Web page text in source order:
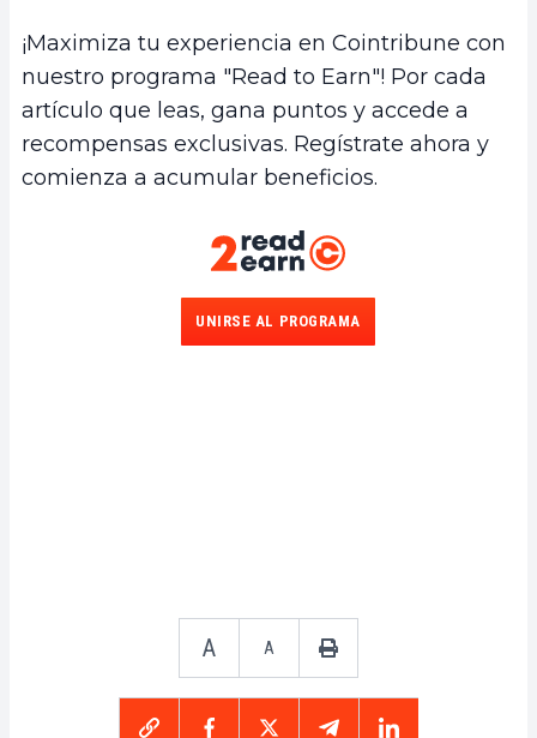
¡Maximiza tu experiencia en Cointribune con
nuestro programa "Read to Earn"! Por cada
artículo que leas, gana puntos y accede a
recompensas exclusivas. Regístrate ahora y
comienza a acumular beneficios.
UNIRSE AL PROGRAMA
A A